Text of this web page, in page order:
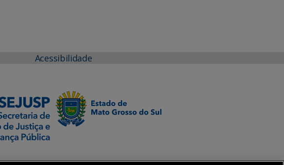
Acessibilidade